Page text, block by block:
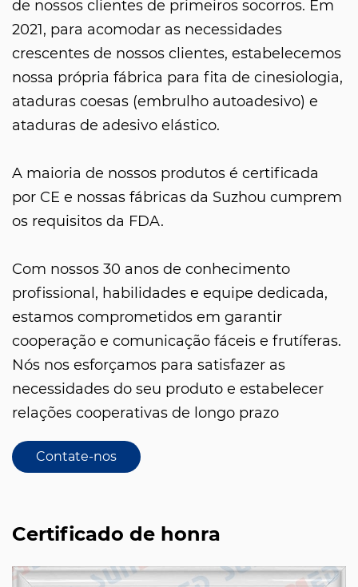
de nossos clientes de primeiros socorros. Em
2021, para acomodar as necessidades
crescentes de nossos clientes, estabelecemos
nossa própria fábrica para fita de cinesiologia,
ataduras coesas (embrulho autoadesivo) e
ataduras de adesivo elástico.
A maioria de nossos produtos é certificada
por CE e nossas fábricas da Suzhou cumprem
os requisitos da FDA.
Com nossos 30 anos de conhecimento
profissional, habilidades e equipe dedicada,
estamos comprometidos em garantir
cooperação e comunicação fáceis e frutíferas.
Nós nos esforçamos para satisfazer as
necessidades do seu produto e estabelecer
relações cooperativas de longo prazo
Contate-nos
Certificado de honra